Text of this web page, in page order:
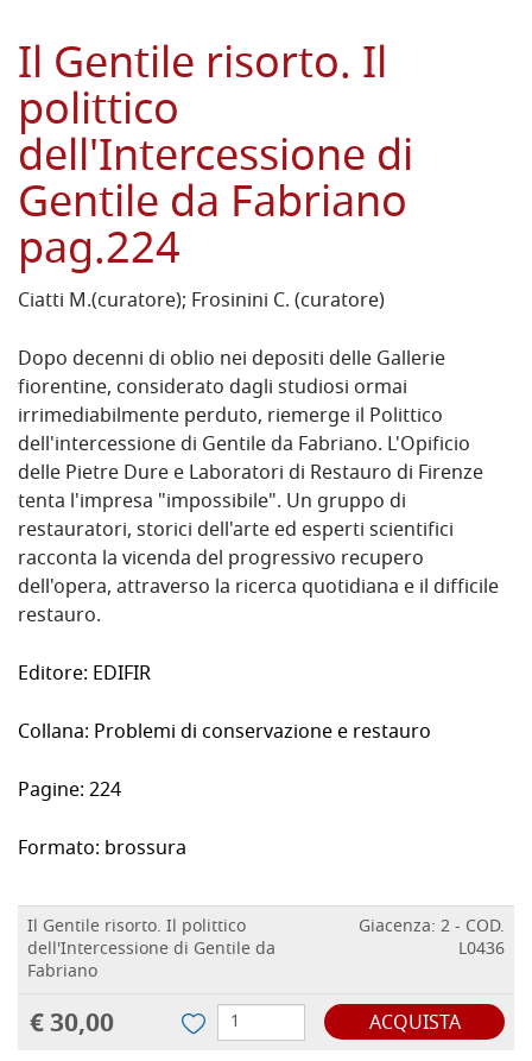
Il Gentile risorto. Il
polittico
dell'Intercessione di
Gentile da Fabriano
pag.224
Ciatti M.(curatore); Frosinini C. (curatore)
Dopo decenni di oblio nei depositi delle Gallerie
fiorentine, considerato dagli studiosi ormai
irrimediabilmente perduto, riemerge il Polittico
dell'intercessione di Gentile da Fabriano. L'Opificio
delle Pietre Dure e Laboratori di Restauro di Firenze
tenta l'impresa "impossibile". Un gruppo di
restauratori, storici dell'arte ed esperti scientifici
racconta la vicenda del progressivo recupero
dell'opera, attraverso la ricerca quotidiana e il difficile
restauro.
Editore: EDIFIR
Collana: Problemi di conservazione e restauro
Pagine:224
Formato: brossura
Il Gentile risorto. Il polittico
dell'Intercessione di Gentile da
Fabriano
Giacenza: 2 - COD.
L0436
€ 30,00 ACQUISTA